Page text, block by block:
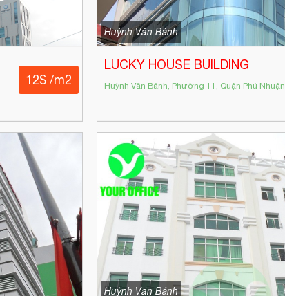
12$ /m2
Huỳnh Văn Bánh
LUCKY HOUSE BUILDING
Huỳnh Văn Bánh, Phường 11, Quận Phú Nhuận
Huỳnh Văn Bánh